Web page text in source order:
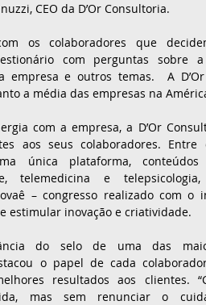
CEO da D’Or Consultoria.
os colaboradores que
com perguntas sobre
empresa e outros temas.  A
com a empresa, a D’Or
aos seus colaboradores. Entre
única plataforma, conteúdos
telemedicina e
– congresso realizado com o
estimular inovação e criatividade.
do selo de uma das
o papel de cada
resultados aos clientes.
mas sem renunciar o